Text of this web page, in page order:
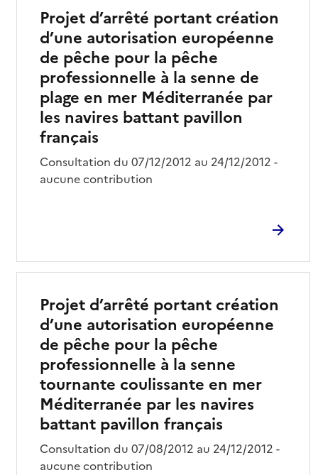
Projet d’arrêté portant création
d’une autorisation européenne
de pêche pour la pêche
professionnelle à la senne de
plage en mer Méditerranée par
les navires battant pavillon
français
Consultation du 07/12/2012 au 24/12/2012 -
aucune contribution
Projet d’arrêté portant création
d’une autorisation européenne
de pêche pour la pêche
professionnelle à la senne
tournante coulissante en mer
Méditerranée par les navires
battant pavillon français
Consultation du 07/08/2012 au 24/12/2012 -
aucune contribution